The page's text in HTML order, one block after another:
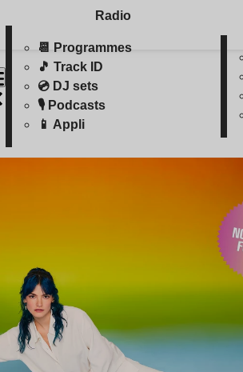
Radio
📆 Programmes
🎵 Track ID
💿 DJ sets
🎙️ Podcasts
📱 Appli